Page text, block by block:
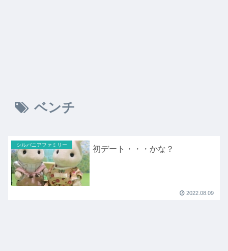
ベンチ
シルバニアファミリー 初デート・・・かな？
2022.08.09